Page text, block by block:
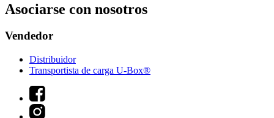
Asociarse con nosotros
Vendedor
Distribuidor
Transportista de carga U-Box®